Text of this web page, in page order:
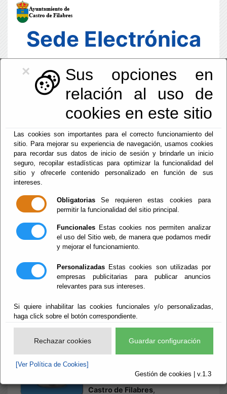
×
Sus opciones en
relación al uso de
cookies en este sitio
Las cookies son importantes para el correcto funcionamiento del
sitio. Para mejorar su experiencia de navegación, usamos cookies
para recordar sus datos de inicio de sesión y brindarle un inicio
seguro, recopilar estadísticas para optimizar la funcionalidad del
sitio y ofrecerle contenido personalizado en función de sus
intereses.
Obligatorias Se requieren estas cookies para
permitir la funcionalidad del sitio principal.
Funcionales Estas cookies nos permiten analizar
el uso del Sitio web, de manera que podamos medir
y mejorar el funcionamiento.
Personalizadas Estas cookies son utilizadas por
empresas publicitarias para publicar anuncios
relevantes para sus intereses.
Si quiere inhabilitar las cookies funcionales y/o personalizadas,
haga click sobre el botón correspondiente.
Rechazar cookies Guardar configuración
[Ver Política de Cookies]
Gestión de cookies | v.1.3
Sede Electrónica
09:33:30
Dom, 9 Agosto 2026
- Sede Electrónica. Calendario Oficial
Sede Electrónica.
Calendario Oficial
Escuchar
CALENDARIO OFICIAL SEDE
Electrónica delAyuntamiento de
Castro de Filabres,